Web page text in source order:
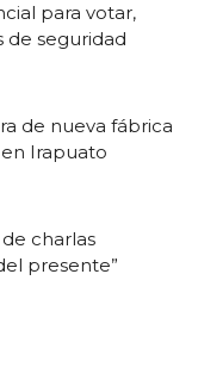
para votar,
de seguridad
de nueva fábrica
Irapuato
charlas
presente”